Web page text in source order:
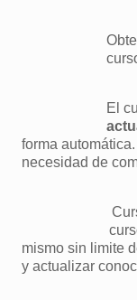
El
forma
necesidad de
mismo sin limite
y actualizar